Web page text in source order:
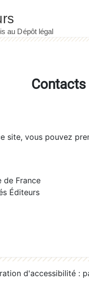
Contacts
site, vous pouvez
de France
Éditeurs
d'accessibilité :